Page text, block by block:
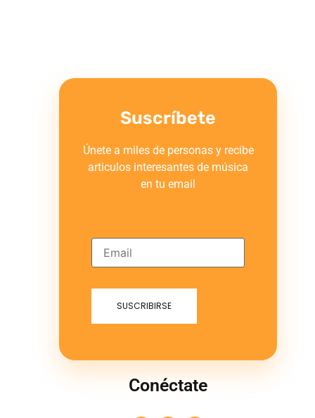
Suscríbete
Únete a miles de personas y recibe
articulos interesantes de música
en tu email
Conéctate